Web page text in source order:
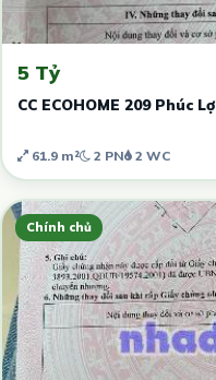
5 Tỷ
CC ECOHOME 209 Phúc
61.9 m² 2 PN 2 WC
Chính chủ